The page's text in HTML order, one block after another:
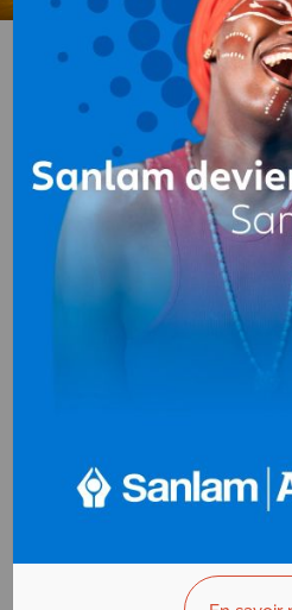
GAC
BP. NC
Congo
+(242)05
>>> Vous êtes le propriétaire